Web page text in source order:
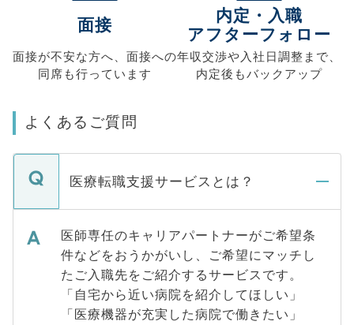
面接
面接が不安な方へ、 面接への
同席も行っています
内定・入職
アフターフォロー
年収交渉や入社日調整まで、
内定後もバックアップ
よくあるご質問
医療転職支援サービスとは？
医師専任のキャリアパートナーがご希望条
件などをおうかがいし、ご希望にマッチし
たご入職先をご紹介するサービスです。
「自宅から近い病院を紹介してほしい」
「医療機器が充実した病院で働きたい」